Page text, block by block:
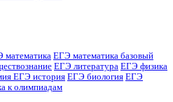
математика ЕГЭ математика базовый
ЕГЭ литература ЕГЭ физика
ЕГЭ история ЕГЭ биология ЕГЭ
к олимпиадам